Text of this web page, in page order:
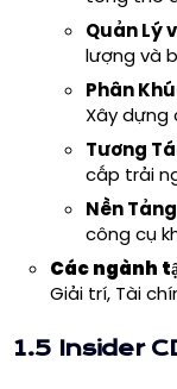
Quản Lý
lượng và
Phân
Xây dựng
Tương
cấp trải
Nền
công cụ
Các ngành
Giải trí, Tài
1.5 Insider